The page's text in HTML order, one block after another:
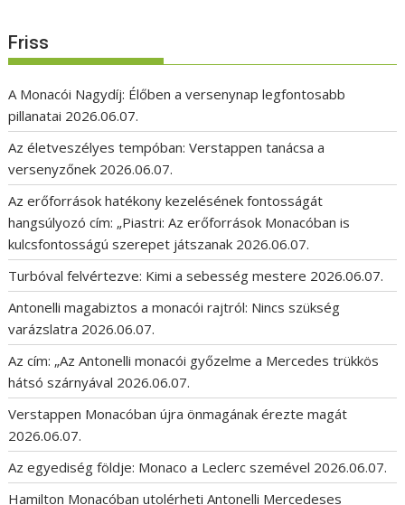
Friss
A Monacói Nagydíj: Élőben a versenynap legfontosabb
pillanatai 2026.06.07.
Az életveszélyes tempóban: Verstappen tanácsa a
versenyzőnek 2026.06.07.
Az erőforrások hatékony kezelésének fontosságát
hangsúlyozó cím: „Piastri: Az erőforrások Monacóban is
kulcsfontosságú szerepet játszanak 2026.06.07.
Turbóval felvértezve: Kimi a sebesség mestere 2026.06.07.
Antonelli magabiztos a monacói rajtról: Nincs szükség
varázslatra 2026.06.07.
Az cím: „Az Antonelli monacói győzelme a Mercedes trükkös
hátsó szárnyával 2026.06.07.
Verstappen Monacóban újra önmagának érezte magát
2026.06.07.
Az egyediség földje: Monaco a Leclerc szemével 2026.06.07.
Hamilton Monacóban utolérheti Antonelli Mercedeses